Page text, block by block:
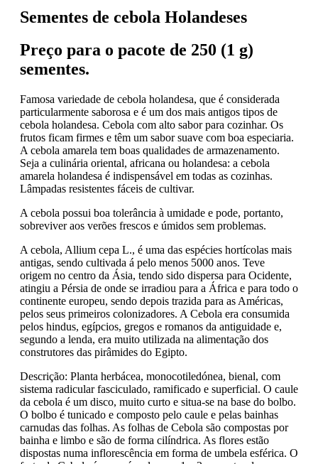
Sementes de cebola Holandeses
Preço para o pacote de 250 (1 g)
sementes.
Famosa variedade de cebola holandesa, que é considerada
particularmente saborosa e é um dos mais antigos tipos de
cebola holandesa. Cebola com alto sabor para cozinhar. Os
frutos ficam firmes e têm um sabor suave com boa especiaria.
A cebola amarela tem boas qualidades de armazenamento.
Seja a culinária oriental, africana ou holandesa: a cebola
amarela holandesa é indispensável em todas as cozinhas.
Lâmpadas resistentes fáceis de cultivar.
A cebola possui boa tolerância à umidade e pode, portanto,
sobreviver aos verões frescos e úmidos sem problemas.
A cebola, Allium cepa L., é uma das espécies hortícolas mais
antigas, sendo cultivada á pelo menos 5000 anos. Teve
origem no centro da Ásia, tendo sido dispersa para Ocidente,
atingiu a Pérsia de onde se irradiou para a África e para todo o
continente europeu, sendo depois trazida para as Américas,
pelos seus primeiros colonizadores. A Cebola era consumida
pelos hindus, egípcios, gregos e romanos da antiguidade e,
segundo a lenda, era muito utilizada na alimentação dos
construtores das pirâmides do Egipto.
Descrição: Planta herbácea, monocotiledónea, bienal, com
sistema radicular fasciculado, ramificado e superficial. O caule
da cebola é um disco, muito curto e situa-se na base do bolbo.
O bolbo é tunicado e composto pelo caule e pelas bainhas
carnudas das folhas. As folhas de Cebola são compostas por
bainha e limbo e são de forma cilíndrica. As flores estão
dispostas numa inflorescência em forma de umbela esférica. O